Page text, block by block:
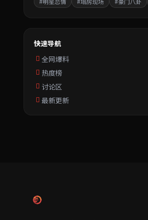
快速导航
全网爆料
热度榜
讨论区
最新更新